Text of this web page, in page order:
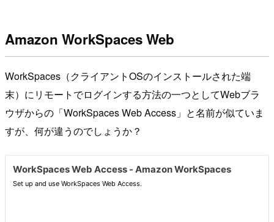
Amazon WorkSpaces Web
WorkSpaces（クライアントOSのインストールされた端
末）にリモートでログインする方法の一つとしてWebブラ
ウザからの「WorkSpaces Web Access」と名前が似ていま
すが、何が違うのでしょうか？